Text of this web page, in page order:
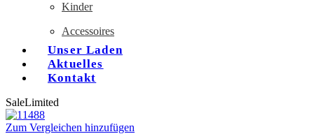
Kinder
Accessoires
Unser Laden
Aktuelles
Kontakt
SaleLimited
Zum Vergleichen hinzufügen